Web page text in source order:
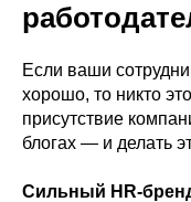
Если ваши
хорошо, то никто
присутствие
блогах — и делать
Сильный HR-